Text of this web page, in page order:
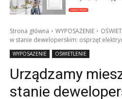
Strona główna WYPOSAŻENIE
w stanie deweloperskim: osprzęt
WYPOSAŻENIE OŚWIETLENIE
Urządzamy
stanie